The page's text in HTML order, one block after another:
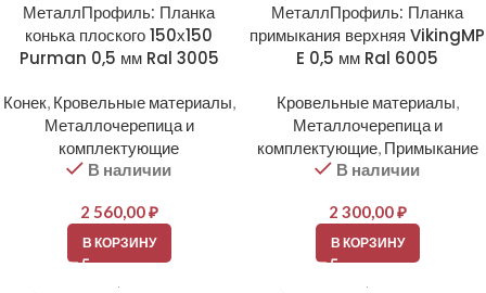
МеталлПрофиль: Планка
конька плоского 150х150
Purman 0,5 мм Ral 3005
Конек, Кровельные материалы,
Металлочерепица и
комплектующие
В наличии
2 560,00₽
В КОРЗИНУ
МеталлПрофиль: Планка
примыкания верхняя VikingMP
E 0,5 мм Ral 6005
Кровельные материалы,
Металлочерепица и
комплектующие, Примыкание
В наличии
2 300,00₽
В КОРЗИНУ